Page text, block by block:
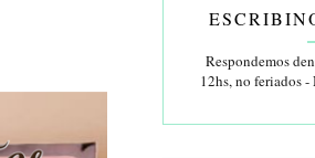
Respondemos
12hs, no feriados